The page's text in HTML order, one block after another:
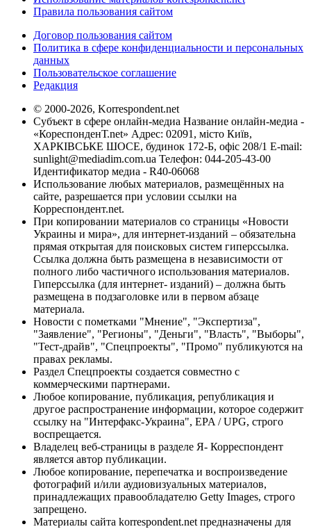
Правила пользования сайтом
Договор пользования сайтом
Политика в сфере конфиденциальности и персональных
данных
Пользовательское соглашение
Редакция
© 2000-2026, Korrespondent.net
Субъект в сфере онлайн-медиа Название онлайн-медиа -
«КореспонденТ.net» Адрес: 02091, місто Київ,
ХАРКІВСЬКЕ ШОСЕ, будинок 172-Б, офіс 208/1 E-mail:
sunlight@mediadim.com.ua Телефон: 044-205-43-00
Идентификатор медиа - R40-06068
Использование любых материалов, размещённых на
сайте, разрешается при условии ссылки на
Корреспондент.net.
При копировании материалов со страницы «Новости
Украины и мира», для интернет-изданий – обязательна
прямая открытая для поисковых систем гиперссылка.
Ссылка должна быть размещена в независимости от
полного либо частичного использования материалов.
Гиперссылка (для интернет- изданий) – должна быть
размещена в подзаголовке или в первом абзаце
материала.
Новости с пометками "Мнение", "Экспертиза",
"Заявление", "Регионы", "Деньги", "Власть", "Выборы",
"Тест-драйв", "Спецпроекты", "Промо" публикуются на
правах рекламы.
Раздел Спецпроекты создается совместно с
коммерческими партнерами.
Любое копирование, публикация, републикация и
другое распространение информации, которое содержит
ссылку на "Интерфакс-Украина", EPA / UPG, строго
воспрещается.
Владелец веб-страницы в разделе Я- Корреспондент
является автор публикации.
Любое копирование, перепечатка и воспроизведение
фотографий и/или аудиовизуальных материалов,
принадлежащих правообладателю Getty Images, строго
запрещено.
Материалы сайта korrespondent.net предназначены для